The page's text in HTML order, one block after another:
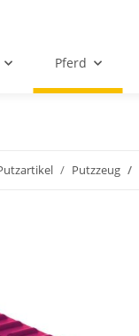
Pferd
Putzzeug